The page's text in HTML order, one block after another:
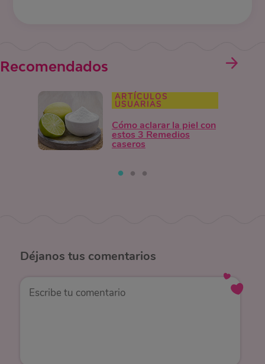
Recomendados
ARTÍCULOS
USUARIAS
Cómo aclarar la piel con
estos 3 Remedios
caseros
Déjanos tus comentarios